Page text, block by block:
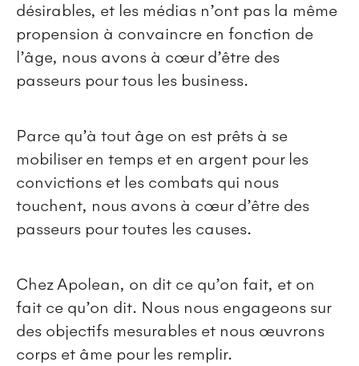
désirables, et les médias n’ont pas la même
propension à convaincre en fonction de
l’âge, nous avons à cœur d’être des
passeurs pour tous les business.
Parce qu’à tout âge on est prêts à se
mobiliser en temps et en argent pour les
convictions et les combats qui nous
touchent, nous avons à cœur d’être des
passeurs pour toutes les causes.
Chez Apolean, on dit ce qu’on fait, et on
fait ce qu’on dit. Nous nous engageons sur
des objectifs mesurables et nous œuvrons
corps et âme pour les remplir.